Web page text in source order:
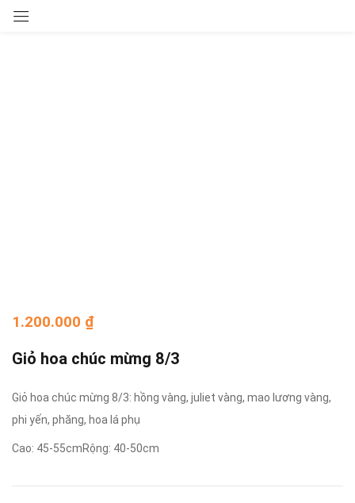
1.200.000 ₫
Giỏ hoa chúc mừng 8/3
Giỏ hoa chúc mừng 8/3: hồng vàng, juliet vàng, mao lương vàng,
phi yến, phăng, hoa lá phụ
Cao: 45-55cmRộng: 40-50cm